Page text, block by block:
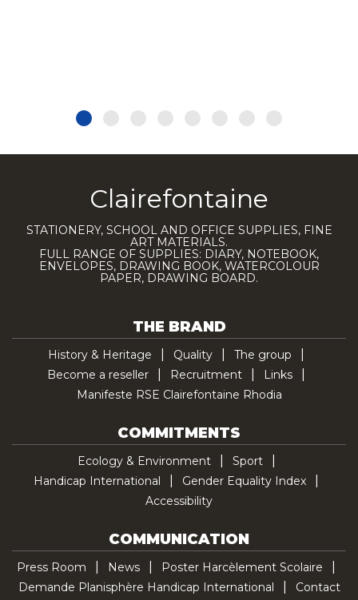
Clairefontaine
STATIONERY, SCHOOL AND OFFICE SUPPLIES, FINE
ART MATERIALS.
FULL RANGE OF SUPPLIES: DIARY, NOTEBOOK,
ENVELOPES, DRAWING BOOK, WATERCOLOUR
PAPER, DRAWING BOARD.
THE BRAND
History & Heritage Quality
The group
Become a reseller
Recruitment
Links
Manifeste RSE Clairefontaine Rhodia
COMMITMENTS
Ecology & Environment
Sport
Handicap International
Gender Equality Index
Accessibility
COMMUNICATION
Press Room News
Poster Harcèlement Scolaire
Demande Planisphère Handicap International
Contact